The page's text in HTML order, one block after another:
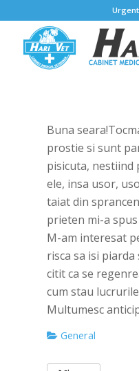
Buna
prostie si sunt
pisicuta, nestiind
ele, insa usor,
taiat din
prieten mi-a
M-am interesat
risca sa isi
citit ca se
cum stau
Multumesc
General